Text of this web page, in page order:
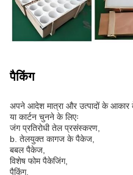
पैकिंग
अपने आदेश मात्रा और उत्पादों के
या कार्टन चुनने के लिएः
जंग प्रतिरोधी तेल प्रसंस्करण,
b. तेलयुक्त कागज के पैकेज,
बबल पैकेज,
विशेष फोम पैकेजिंग,
पैकिंग,